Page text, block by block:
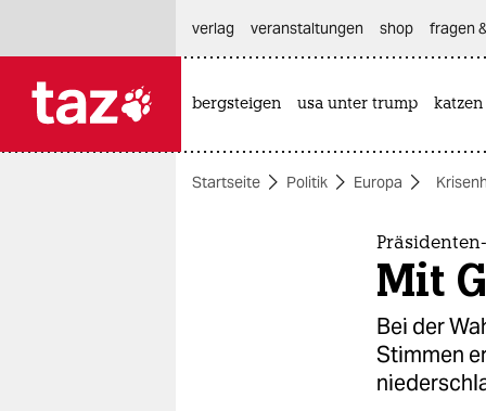
themen
verlag
veranstaltungen shop fragen
bergsteigen usa unter trump katzen
Startseite Politik Europa
Mit
Bei der
Stimmen